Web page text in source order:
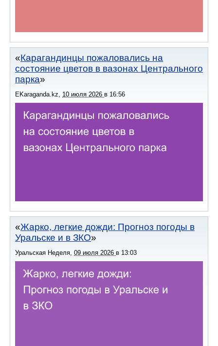
Карагандинцы пожаловались на
состояние цветов в вазонах Центрального
парка
EKaraganda.kz 10 июля 2026 в 16:56
Жарко, легкие дожди: Прогноз погоды в
Уральске и в ЗКО
Уральская Неделя 09 июля 2026 в 13:03